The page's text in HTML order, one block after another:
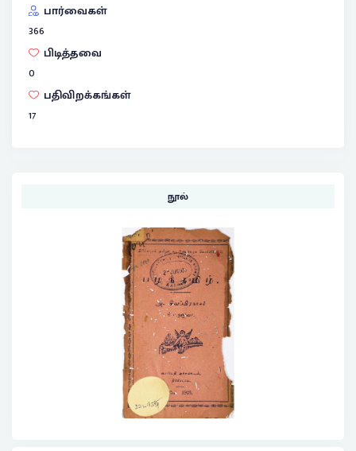
பார்வைகள்
366
பிடித்தவை
0
பதிவிறக்கங்கள்
17
நூல்